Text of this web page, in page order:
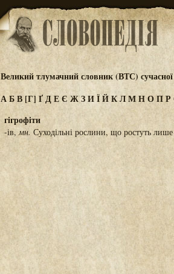
Великий тлумачний словник (ВТС) сучасної
АБВ[Г] ҐДЕЄ ЖЗИЇЙКЛМНОПР
гігрофіти
-ів,мн. Суходільні рослини, що ростуть